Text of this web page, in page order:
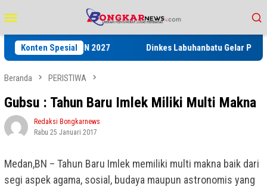
ke
kontenMobile
Konten Spesial
dan HPN 2027 Dinkes Labuhanbatu Gelar Pelatihan
Beranda PERISTIWA
Gubsu : Tahun Baru Imlek Miliki Multi Makna
Redaksi Bongkarnews
Rabu 25 Januari 2017
Medan,BN – Tahun Baru Imlek memiliki multi makna baik dari
segi aspek agama, sosial, budaya maupun astronomis yang